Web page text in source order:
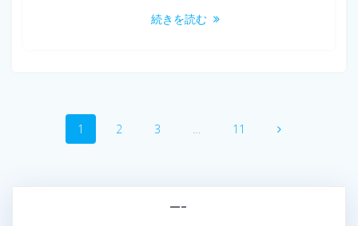
続きを読む
固
定
1
固
2
固
3 …
固
11
—–